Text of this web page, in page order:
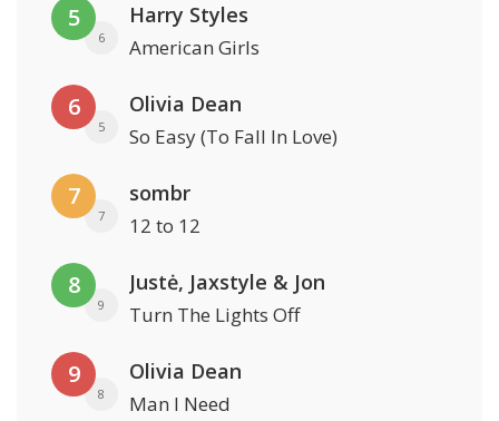
5
6
Harry Styles
American Girls
6
5
Olivia Dean
So Easy (To Fall In Love)
7
7
sombr
12 to 12
8
9
Justė, Jaxstyle & Jon
Turn The Lights Off
9
8
Olivia Dean
Man I Need